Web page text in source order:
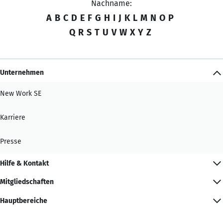
Nachname:
A B C D E F G H I J K L M N O P
Q R S T U V W X Y Z
Unternehmen
New Work SE
Karriere
Presse
Hilfe & Kontakt
Mitgliedschaften
Hauptbereiche